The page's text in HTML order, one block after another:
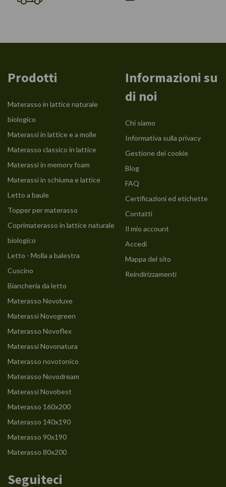
Prodotti
Materasso in lattice naturale
biologico
Materassi in lattice e a molle
Materasso classico in lattice
Materassi in memory foam
Materassi in schiuma e lattice
Letto a baule
Topper per materasso
Coprimaterasso in lattice naturale
biologico
Letto - Molla a balestra
Cuscino
Biancheria da letto
Materasso Novoluxe
Materassi Novogreen
Materasso Novoflex
Materassi Novonatura
Materasso novotonico
Materasso Novodream
Materassi Novobest
Materasso 160x200
Materasso 140x190
Materasso 90x190
Materasso 80x200
Informazioni su
di noi
Chi siamo
Informativa sulla privacy
Gestione dei cookie
Blog
FAQ
Certificazioni ed etichette
Contatti
Il mio account
Accedi
Mappa del sito
Reindirizzamenti
Seguiteci